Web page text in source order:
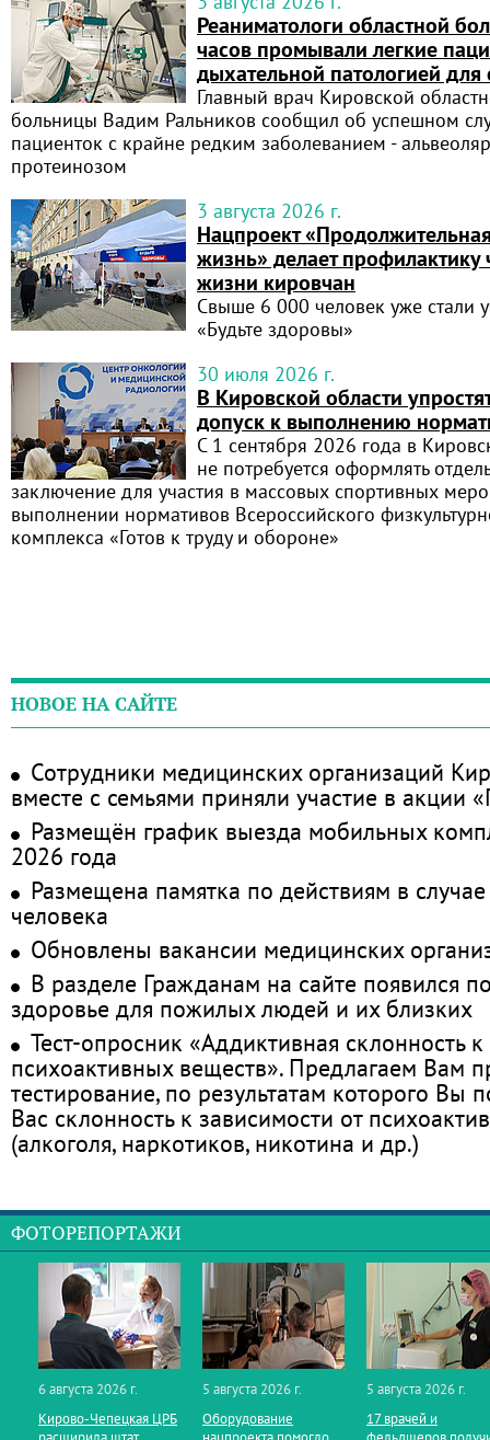
Реаниматологи областной
часов промывали легкие
дыхательной патологией для
Главный врач Кировской
больницы Вадим Ральников сообщил об успешном
пациенток с крайне редким заболеванием -
протеинозом
3 августа 2026 г.
Нацпроект
жизнь» делает
жизни кировчан
Свыше 6 000 человек уже стали
«Будьте здоровы»
30 июля 2026 г.
В Кировской области
допуск к выполнению
С 1 сентября 2026 года в
не потребуется оформлять
заключение для участия в массовых спортивных
выполнении нормативов Всероссийского
комплекса «Готов к труду и обороне»
НОВОЕ НА САЙТЕ
Сотрудники медицинских организаций
вместе с семьями приняли участие в акции
Размещён график выезда мобильных
2026 года
Размещена памятка по действиям в
человека
Обновлены вакансии медицинских
В разделе Гражданам на сайте появился
здоровье для пожилых людей и их близких
Тест-опросник «Аддиктивная склонность
психоактивных веществ». Предлагаем Вам
тестирование, по результатам которого Вы
Вас склонность к зависимости от
(алкоголя, наркотиков, никотина и др.)
ФОТОРЕПОРТАЖИ
6 августа 2026 г.
Кирово‑Чепецкая ЦРБ
5 августа 2026 г.
Оборудование
5 августа 2026 г.
17 врачей и